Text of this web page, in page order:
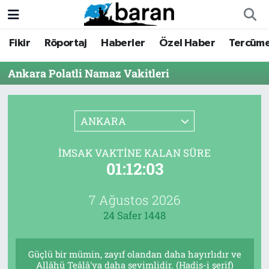
Fikir Röportaj Haberler Özel Haber
Ankara Polatli Namaz Vakitleri
ANKARA
İMSAK VAKTINE KALAN SÜRE
01:12:03
7 Ağustos 2026
24 Safer 1448
Güçlü bir mümin, zayıf olandan daha hayırlıdır ve
Allâhü Teâlâ'ya daha sevimlidir. (Hadis-i şerif)
Fikir
Röportaj
Dergi
Fikir
Röportaj
Dergi
Nöbetçi Eczaneler
Hava Durumu
Tüm Manşetler
Son Dakika Haberleri